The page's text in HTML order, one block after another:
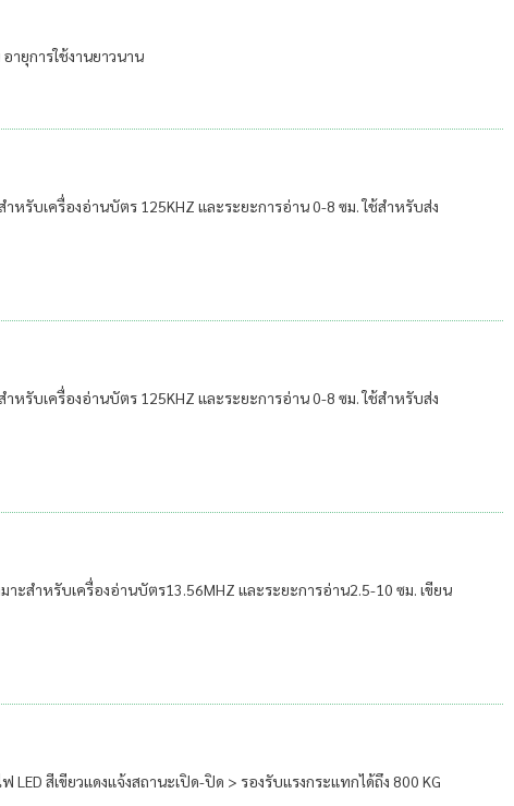
ายุการใช้งานยาวนาน
รับเครื่องอ่านบัตร 125KHZ และระยะการอ่าน 0-8 ซม. ใช้สำหรับส่ง
รับเครื่องอ่านบัตร 125KHZ และระยะการอ่าน 0-8 ซม. ใช้สำหรับส่ง
ะสำหรับเครื่องอ่านบัตร13.56MHZ และระยะการอ่าน2.5-10 ซม. เขียน
สีเขียวแดงแจ้งสถานะเปิด-ปิด > รองรับแรงกระแทกได้ถึง 800 KG